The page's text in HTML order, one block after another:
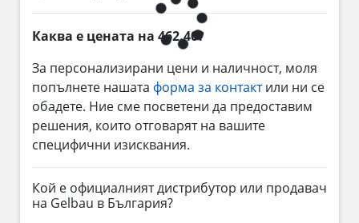
Каква е цената на 462.40?
За персонализирани цени и наличност, моля
попълнете нашата форма за контактили ни се
обадете. Ние сме посветени да предоставим
решения, които отговарят на вашите
специфични изисквания.
Кой е официалният дистрибутор или продавач
на Gelbau в България?